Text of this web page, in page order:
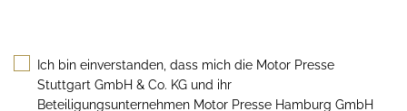
Ich bin einverstanden, dass mich die Motor Presse
Stuttgart GmbH & Co. KG und ihr
Beteiligungsunternehmen Motor Presse Hamburg GmbH